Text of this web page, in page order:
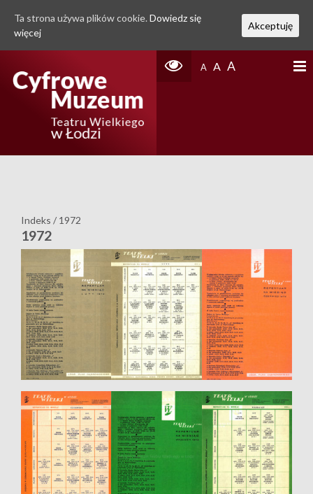
A A A
Indeks / 1972
1972
Ta strona używa plików cookie. Dowiedz się
więcej
Akceptuję